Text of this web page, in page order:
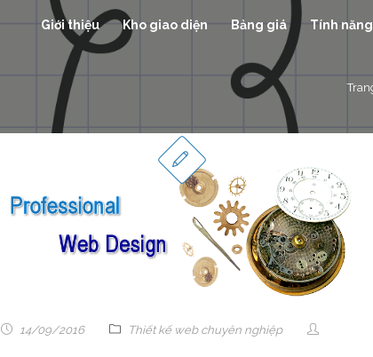
Giới thiệu Kho giao diện Bảng giá Tính năng
14/09/2016 Thiết kế web chuyên nghiệp